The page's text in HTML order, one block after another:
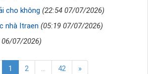
cho không (22:54 07/07/2026)
nhà Itraen (05:19 07/07/2026)
06/07/2026)
1 2 42 »